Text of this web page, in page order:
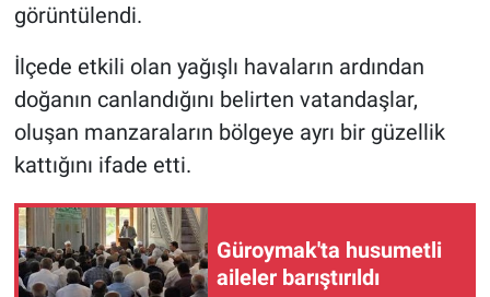
görüntülendi.
İlçede etkili olan yağışlı havaların ardından
doğanın canlandığını belirten vatandaşlar,
oluşan manzaraların bölgeye ayrı bir güzellik
kattığını ifade etti.
Güroymak'ta husumetli
aileler barıştırıldı